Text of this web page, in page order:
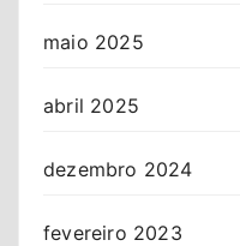
maio 2025
abril 2025
dezembro 2024
fevereiro 2023